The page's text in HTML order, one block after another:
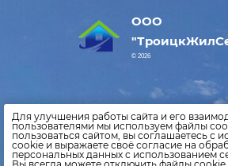
ООО
© 2026
Оставить заявку
Внести показания
Оплатить счета
Для улучшения работы сайта и его
пользователями мы используем файлы
пользоваться сайтом, вы соглашаетесь с
cookie и выражаете своё согласие на
персональных данных с использованием